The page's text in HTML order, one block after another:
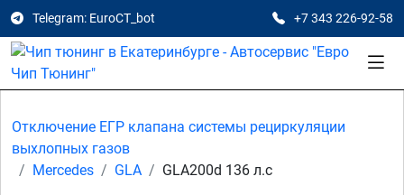
Telegram: EuroCT_bot +7 343 226-92-58
Отключение ЕГР клапана системы рециркуляции
выхлопных газов
Mercedes
GLA GLA200d 136 л.с